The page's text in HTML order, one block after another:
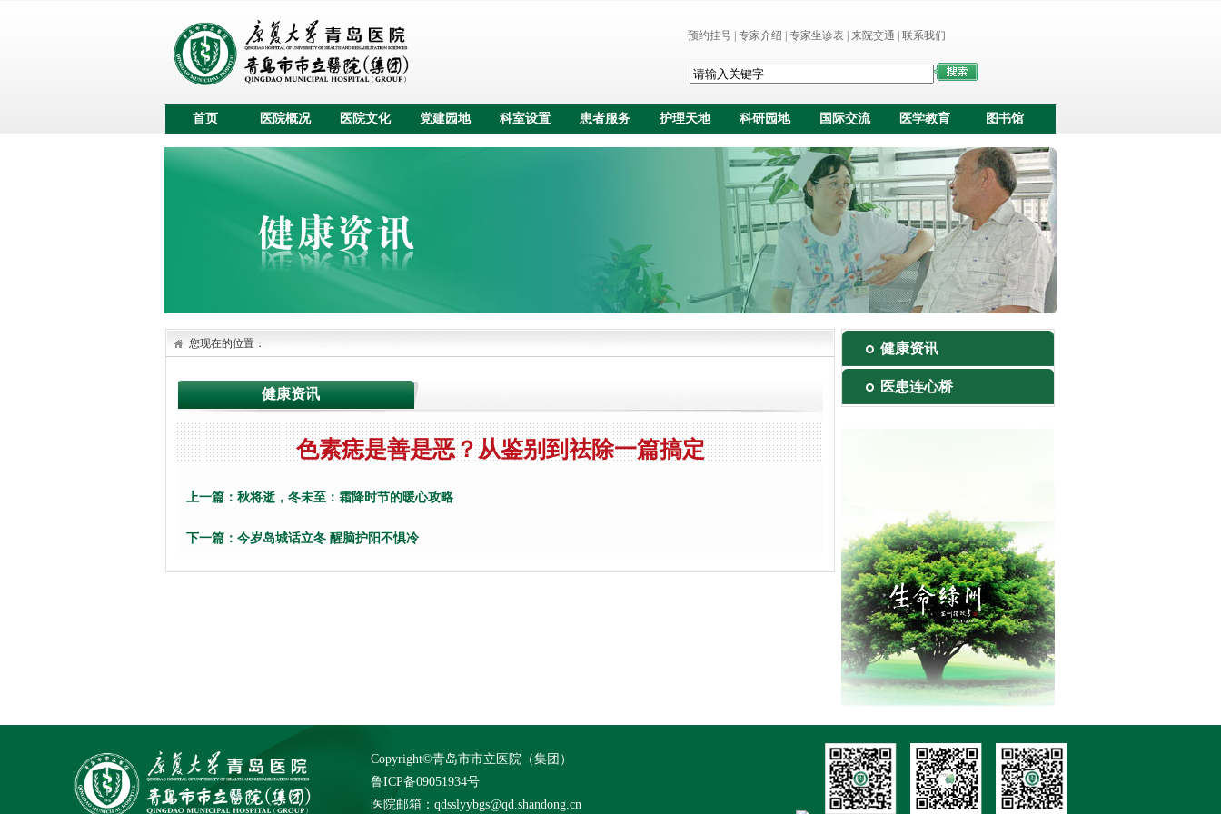
预约挂号 专家介绍 专家坐诊表 来院交通 联系我们
首页 医院概况 医院文化 党建园地 科室设置 患者服务 护理天地 科研园地 国际交流 医学教育 图书馆
您现在的位置：
健康资讯
色素痣是善是恶？从鉴别到祛除一篇搞定
上一篇： 秋将逝，冬未至：霜降时节的暖心攻略 ​
下一篇： 今岁岛城话立冬 醒脑护阳不惧冷
健康资讯
医患连心桥
Copyright©青岛市市立医院（集团）
鲁ICP备09051934号
医院邮箱：qdsslyybgs@qd.shandong.cn